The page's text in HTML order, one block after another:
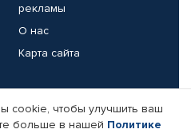
рекламы
О нас
Карта сайта
cookie, чтобы улучшить ваш
больше в нашей Политике